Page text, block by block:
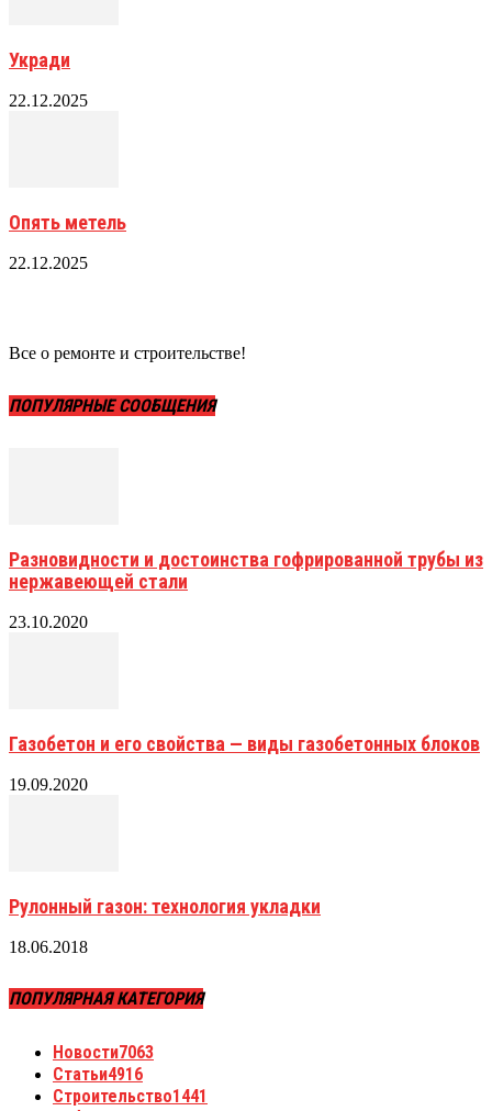
Укради
22.12.2025
Опять метель
22.12.2025
Все о ремонте и строительстве!
ПОПУЛЯРНЫЕ СООБЩЕНИЯ
Разновидности и достоинства гофрированной трубы из
нержавеющей стали
23.10.2020
Газобетон и его свойства — виды газобетонных блоков
19.09.2020
Рулонный газон: технология укладки
18.06.2018
ПОПУЛЯРНАЯ КАТЕГОРИЯ
Новости7063
Статьи4916
Строительство1441